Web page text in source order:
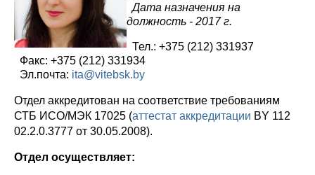
Дата назначения на
должность - 2017 г.
Тел.: +375 (212) 331937
Факс: +375 (212) 331934
Эл.почта: ita@vitebsk.by
Отдел аккредитован на соответствие требованиям
СТБ ИСО/МЭК 17025 (аттестат аккредитации BY 112
02.2.0.3777 от 30.05.2008).
Отдел осуществляет: